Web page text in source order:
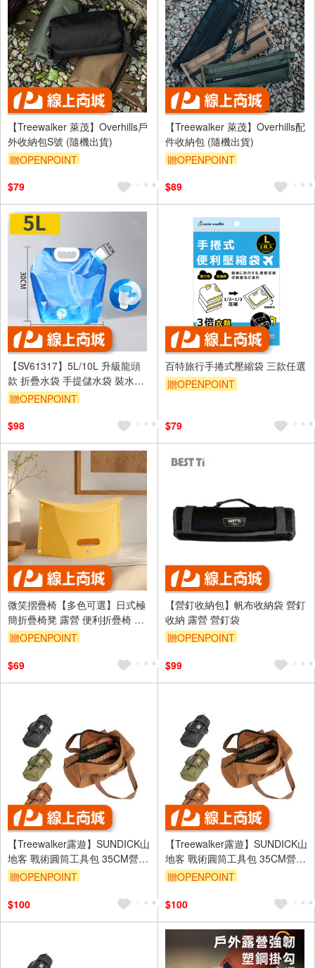
【Treewalker 萊茂】Overhills戶
外收納包S號 (隨機出貨)
贈OPENPOINT
$79
【Treewalker 萊茂】Overhills配
件收納包 (隨機出貨)
贈OPENPOINT
$89
【SV61317】5L/10L 升級龍頭
款 折疊水袋 手提儲水袋 裝水袋
戶外露營野炊 旅行登山便攜儲水
贈OPENPOINT
$98
百特旅行手捲式壓縮袋 三款任選
贈OPENPOINT
$79
微笑摺疊椅【多色可選】日式極
簡折疊椅凳 露營 便利折疊椅 便
攜 舒適 耐重 可收納摺疊椅 外出
子
贈OPENPOINT
$69
【營釘收納包】帆布收納袋 營釘
收納 露營 營釘袋
贈OPENPOINT
$99
【Treewalker露遊】SUNDICK山
地客 戰術圓筒工具包 35CM營釘
收納包 露營配件雜物收納包 黑
贈OPENPOINT
$100
【Treewalker露遊】SUNDICK山
地客 戰術圓筒工具包 35CM營釘
收納包 露營配件雜物收納包 沙
贈OPENPOINT
$100